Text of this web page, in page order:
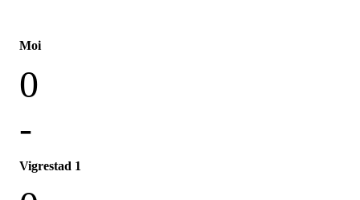
Moi
0
-
Vigrestad 1